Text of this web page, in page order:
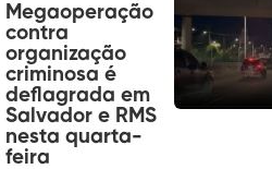
Megaoperação
contra
organização
criminosa é
deflagrada em
Salvador e RMS
nesta quarta-
feira